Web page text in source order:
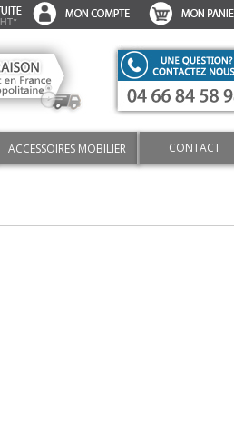
ACCESSOIRES MOBILIER CONTACT